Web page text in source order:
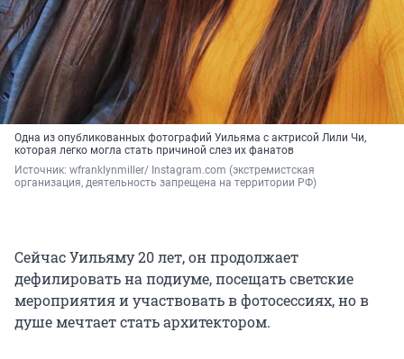
Одна из опубликованных фотографий Уильяма с актрисой Лили Чи,
которая легко могла стать причиной слез их фанатов
Источник: wfranklynmiller/ Instagram.com (экстремистская
организация, деятельность запрещена на территории РФ)
Сейчас Уильяму 20 лет, он продолжает
дефилировать на подиуме, посещать светские
мероприятия и участвовать в фотосессиях, но в
душе мечтает стать архитектором.